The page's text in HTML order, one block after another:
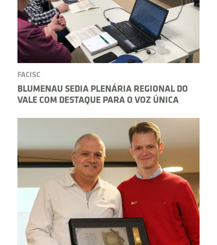
FACISC
BLUMENAU SEDIA PLENÁRIA REGIONAL DO
VALE COM DESTAQUE PARA O VOZ ÚNICA